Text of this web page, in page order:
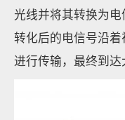
光线并将其转换为电
转化后的电信号沿
进行传输，最终到达